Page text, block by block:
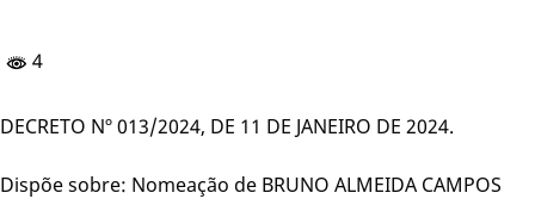
4
DECRETO Nº 013/2024, DE 11 DE JANEIRO DE 2024.
Dispõe sobre: Nomeação de BRUNO ALMEIDA CAMPOS